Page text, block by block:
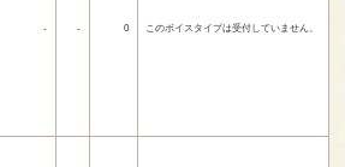
- - 0 このボイスタイプは受付していません。